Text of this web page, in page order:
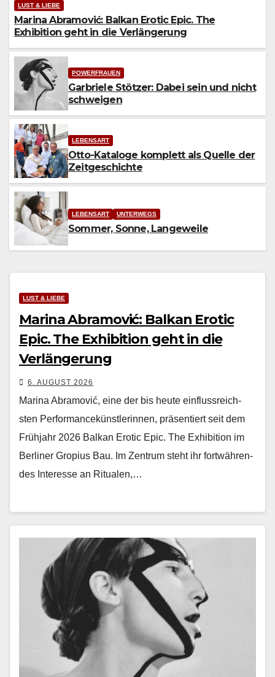
LUST & LIEBE
Marina Abramović: Balkan Erotic Epic. The
Exhibition geht in die Verlängerung
POWERFRAUEN
Garbriele Stötzer: Dabei sein und nicht
schweigen
LEBENSART
Otto-Kataloge komplett als Quelle der
Zeitgeschichte
LEBENSART UNTERWEGS
Sommer, Sonne, Langeweile
LUST & LIEBE
Marina Abramović: Balkan Erotic
Epic. The Exhibition geht in die
Verlängerung
6. AUGUST 2026
Mari­na Abramović, eine der bis heute ein­flussre­ich­
sten Per­for­mancekün­st­lerin­nen, präsen­tiert seit dem
Früh­jahr 2026 Balkan Erot­ic Epic. The Exhi­bi­tion im
Berlin­er Gropius Bau. Im Zen­trum ste­ht ihr fortwähren­
des Inter­esse an Rit­ualen,…